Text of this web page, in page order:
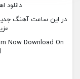
در این ساعت آهنگ
Now Download On